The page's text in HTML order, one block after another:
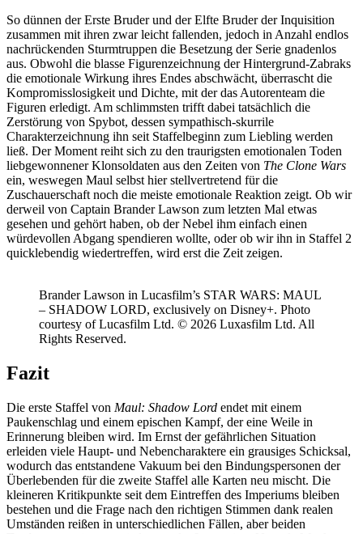
So dünnen der Erste Bruder und der Elfte Bruder der Inquisition
zusammen mit ihren zwar leicht fallenden, jedoch in Anzahl endlos
nachrückenden Sturmtruppen die Besetzung der Serie gnadenlos
aus. Obwohl die blasse Figurenzeichnung der Hintergrund-Zabraks
die emotionale Wirkung ihres Endes abschwächt, überrascht die
Kompromisslosigkeit und Dichte, mit der das Autorenteam die
Figuren erledigt. Am schlimmsten trifft dabei tatsächlich die
Zerstörung von Spybot, dessen sympathisch-skurrile
Charakterzeichnung ihn seit Staffelbeginn zum Liebling werden
ließ. Der Moment reiht sich zu den traurigsten emotionalen Toden
liebgewonnener Klonsoldaten aus den Zeiten von The Clone Wars
ein, weswegen Maul selbst hier stellvertretend für die
Zuschauerschaft noch die meiste emotionale Reaktion zeigt. Ob wir
derweil von Captain Brander Lawson zum letzten Mal etwas
gesehen und gehört haben, ob der Nebel ihm einfach einen
würdevollen Abgang spendieren wollte, oder ob wir ihn in Staffel 2
quicklebendig wiedertreffen, wird erst die Zeit zeigen.
Brander Lawson in Lucasfilm’s STAR WARS: MAUL
– SHADOW LORD, exclusively on Disney+. Photo
courtesy of Lucasfilm Ltd. © 2026 Luxasfilm Ltd. All
Rights Reserved.
Fazit
Die erste Staffel von Maul: Shadow Lord endet mit einem
Paukenschlag und einem epischen Kampf, der eine Weile in
Erinnerung bleiben wird. Im Ernst der gefährlichen Situation
erleiden viele Haupt- und Nebencharaktere ein grausiges Schicksal,
wodurch das entstandene Vakuum bei den Bindungspersonen der
Überlebenden für die zweite Staffel alle Karten neu mischt. Die
kleineren Kritikpunkte seit dem Eintreffen des Imperiums bleiben
bestehen und die Frage nach den richtigen Stimmen dank realen
Umständen reißen in unterschiedlichen Fällen, aber beiden